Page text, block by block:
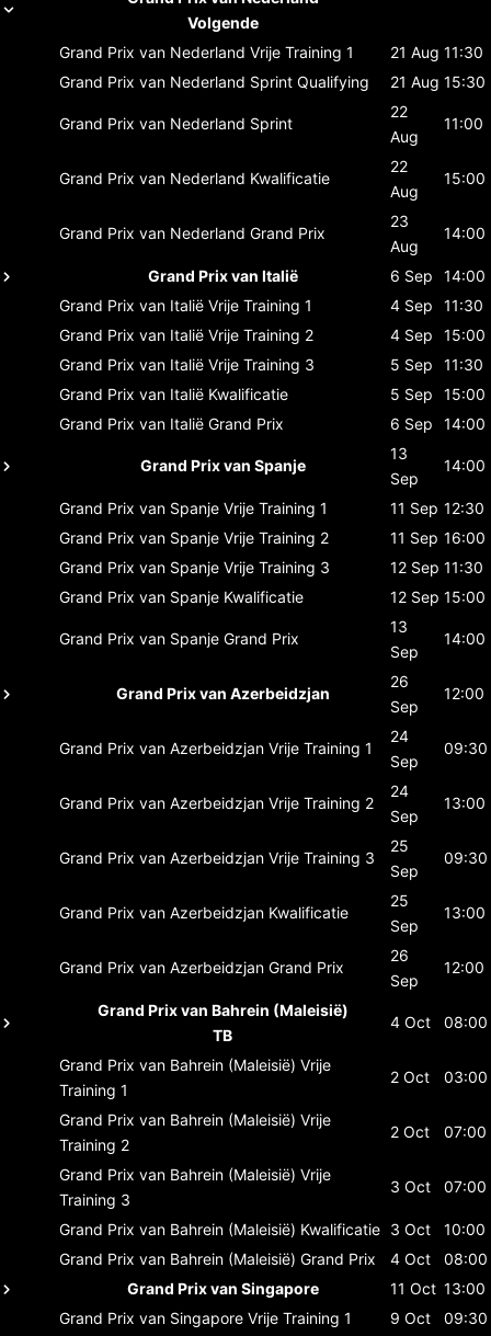
Volgende
Grand Prix van Nederland Vrije Training 1 21 Aug 11:30
Grand Prix van Nederland Sprint Qualifying 21 Aug 15:30
Grand Prix van Nederland Sprint
22
Aug
11:00
Grand Prix van Nederland Kwalificatie
22
Aug
15:00
Grand Prix van Nederland Grand Prix
23
Aug
14:00
Grand Prix van Italië 6 Sep
14:00
Grand Prix van Italië Vrije Training 1 4 Sep
11:30
Grand Prix van Italië Vrije Training 2 4 Sep
15:00
Grand Prix van Italië Vrije Training 3 5 Sep
11:30
Grand Prix van Italië Kwalificatie 5 Sep
15:00
Grand Prix van Italië Grand Prix 6 Sep 14:00
Grand Prix van Spanje
13
Sep
14:00
Grand Prix van Spanje Vrije Training 1 11 Sep 12:30
Grand Prix van Spanje Vrije Training 2 11 Sep 16:00
Grand Prix van Spanje Vrije Training 3 12 Sep 11:30
Grand Prix van Spanje Kwalificatie 12 Sep 15:00
Grand Prix van Spanje Grand Prix
13
Sep
14:00
Grand Prix van Azerbeidzjan
26
Sep
12:00
Grand Prix van Azerbeidzjan Vrije Training 1
24
Sep
09:30
Grand Prix van Azerbeidzjan Vrije Training 2
24
Sep
13:00
Grand Prix van Azerbeidzjan Vrije Training 3
25
Sep
09:30
Grand Prix van Azerbeidzjan Kwalificatie
25
Sep
13:00
Grand Prix van Azerbeidzjan Grand Prix
26
Sep
12:00
Grand Prix van Bahrein (Maleisië)
TB
4 Oct 08:00
Grand Prix van Bahrein (Maleisië) Vrije
Training 1
2 Oct 03:00
Grand Prix van Bahrein (Maleisië) Vrije
Training 2
2 Oct 07:00
Grand Prix van Bahrein (Maleisië) Vrije
Training 3
3 Oct 07:00
Grand Prix van Bahrein (Maleisië) Kwalificatie 3 Oct
10:00
Grand Prix van Bahrein (Maleisië) Grand Prix 4 Oct
08:00
Grand Prix van Singapore
11 Oct 13:00
Grand Prix van Singapore Vrije Training 1 9 Oct
09:30